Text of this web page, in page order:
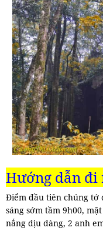
Hướng dẫn đi
Điểm đầu tiên chúng tớ
sáng sớm tầm 9h00,
nắng dịu dàng, 2 anh